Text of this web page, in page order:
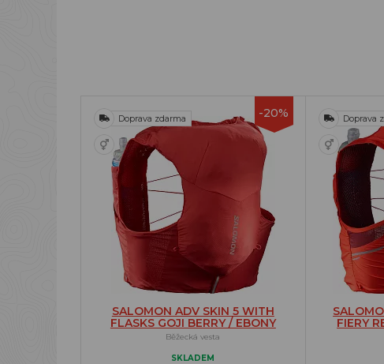
-20%
Doprava zdarma
SALOMON ADV SKIN 5 WITH
FLASKS GOJI BERRY / EBONY
Běžecká vesta
SKLADEM
Doprava
FIERY